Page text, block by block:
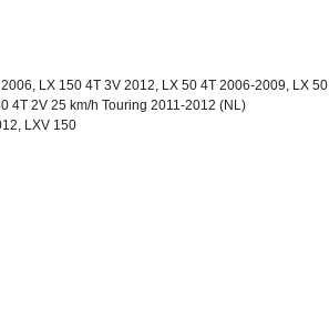
LX 150 4T 3V 2012, LX 50 4T 2006-2009, LX
4T 2V 25 km/h Touring 2011-2012 (NL)
LXV 150